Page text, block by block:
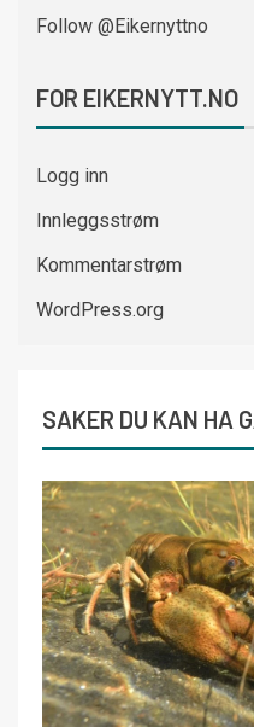
Follow @Eikernyttno
FOR EIKERNYTT.NO
Logg inn
Innleggsstrøm
Kommentarstrøm
WordPress.org
SAKER DU KAN HA